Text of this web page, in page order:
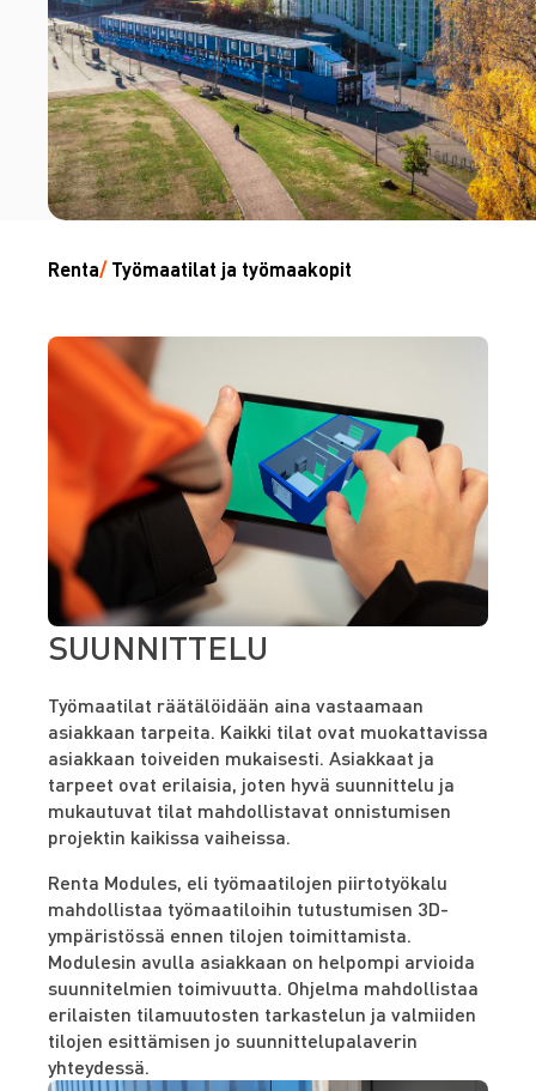
Renta/ Työmaatilat ja työmaakopit
SUUNNITTELU
Työmaatilat räätälöidään aina vastaamaan
asiakkaan tarpeita. Kaikki tilat ovat muokattavissa
asiakkaan toiveiden mukaisesti. Asiakkaat ja
tarpeet ovat erilaisia, joten hyvä suunnittelu ja
mukautuvat tilat mahdollistavat onnistumisen
projektin kaikissa vaiheissa.
Renta Modules, eli työmaatilojen piirtotyökalu
mahdollistaa työmaatiloihin tutustumisen 3D-
ympäristössä ennen tilojen toimittamista.
Modulesin avulla asiakkaan on helpompi arvioida
suunnitelmien toimivuutta. Ohjelma mahdollistaa
erilaisten tilamuutosten tarkastelun ja valmiiden
tilojen esittämisen jo suunnittelupalaverin
yhteydessä.